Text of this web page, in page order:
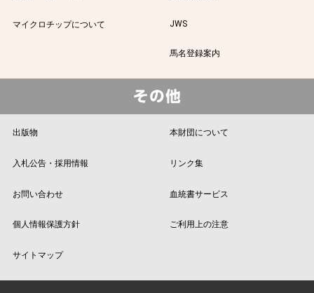
マイクロチップについて JWS
馬名登録案内
出版物 本財団について
入札公告・採用情報 リンク集
お問い合わせ 血統書サービス
個人情報保護方針 ご利用上の注意
サイトマップ